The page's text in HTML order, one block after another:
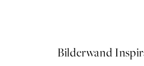
Bilderwand